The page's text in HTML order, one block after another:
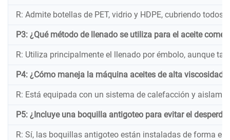
R: Admite botellas de PET, vidrio y HDPE, cubriendo
P3: ¿Qué método de llenado se utiliza para el aceite
R: Utiliza principalmente el llenado por émbolo, aunque
P4: ¿Cómo maneja la máquina aceites de alta
R: Está equipada con un sistema de calefacción y
P5: ¿Incluye una boquilla antigoteo para evitar el
R: Sí, las boquillas antigoteo están instaladas de forma